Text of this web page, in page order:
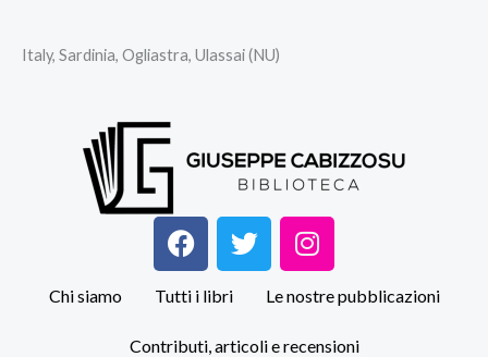
Italy, Sardinia, Ogliastra, Ulassai (NU)
F
a
c
e
b
T
w
t
I
n
s
t
a
Chi siamo Tutti i libri Le nostre pubblicazioni
Contributi, articoli e recensioni